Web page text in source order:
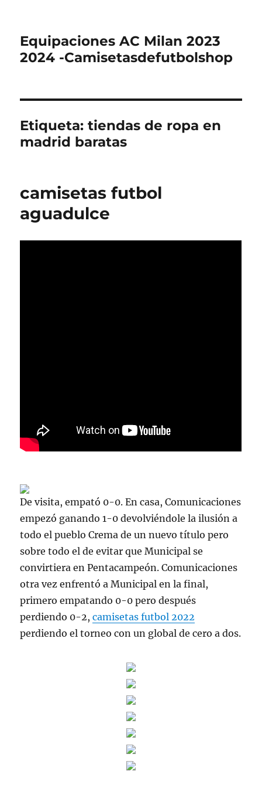
Equipaciones AC Milan 2023
2024 -Camisetasdefutbolshop
Etiqueta:tiendas de ropa en
madrid baratas
camisetas futbol
aguadulce
De visita, empató 0-0. En casa, Comunicaciones
empezó ganando 1-0 devolviéndole la ilusión a
todo el pueblo Crema de un nuevo título pero
sobre todo el de evitar que Municipal se
convirtiera en Pentacampeón. Comunicaciones
otra vez enfrentó a Municipal en la final,
primero empatando 0-0 pero después
perdiendo 0-2,camisetas futbol 2022
perdiendo el torneo con un global de cero a dos.